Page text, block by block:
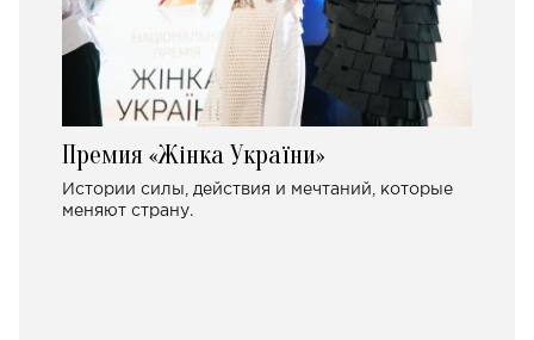
Премия «Жінка України»
Истории силы, действия и мечтаний, которые
меняют страну.